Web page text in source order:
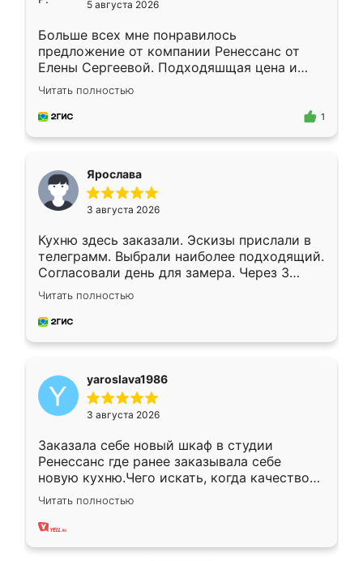
5 августа 2026
Больше всех мне понравилось
предложение от компании Ренессанс от
Елены Сергеевой. Подходяшщая цена и
короткие сроки изготовления. Приехавший
для замера сотрудник Владислав
предложил по моему эскизу самый
Читать полностью
1
Ярослава
3 августа 2026
Кухню здесь заказали. Эскизы прислали в
телеграмм. Выбрали наиболее подходящий.
Согласовали день для замера. Через 3
недели кухня была уже готова. Остались
довольны работой. Спасибо Ренессанс
мебель за качественную работу!
Читать полностью
yaroslava1986
3 августа 2026
Заказала себе новый шкаф в студии
Ренессанс где ранее заказывала себе
новую кухню.Чего искать, когда качеством
вполне довольна. Служит кухня уже почти
два года, нареканий нет.
Читать полностью